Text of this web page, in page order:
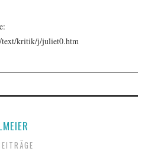
text/kritik/j/juliet0.htm